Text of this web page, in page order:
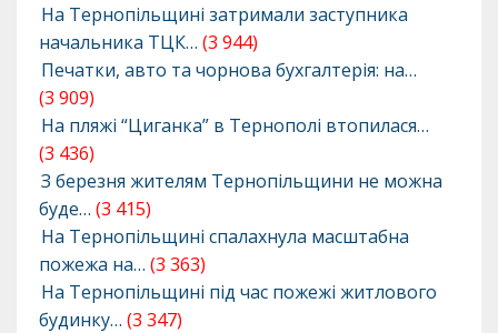
На Тернопільщині затримали заступника
начальника ТЦК… (3 944)
Печатки, авто та чорнова бухгалтерія: на…
(3 909)
На пляжі “Циганка” в Тернополі втопилася…
(3 436)
З березня жителям Тернопільщини не можна
буде… (3 415)
На Тернопільщині спалахнула масштабна
пожежа на… (3 363)
На Тернопільщині під час пожежі житлового
будинку… (3 347)